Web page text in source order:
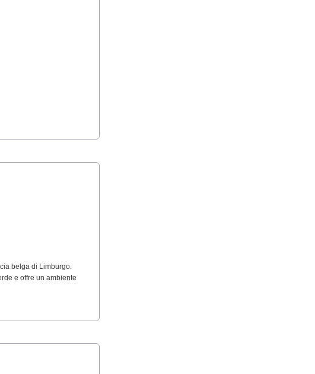
belga di Limburgo.
e offre un ambiente